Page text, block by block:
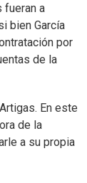
fueran a
bien García
por
de la
En este
de la
a su propia